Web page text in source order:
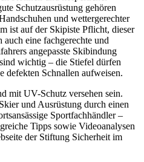
Schutzausrüstung gehören
und wettergerechter
ist auf der Skipiste Pflicht, dieser
eine fachgerechte und
angepasste Skibindung
wichtig – die Stiefel dürfen
defekten Schnallen aufweisen.
mit UV-Schutz versehen sein.
und Ausrüstung durch einen
Sportfachhändler –
Tipps sowie Videoanalysen
der Stiftung Sicherheit im